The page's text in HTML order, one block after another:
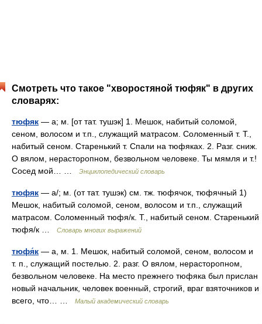
Смотреть что такое "хворостяной тюфяк" в других
словарях:
тюфяк — а; м. [от тат. тушэк] 1. Мешок, набитый соломой,
сеном, волосом и т.п., служащий матрасом. Соломенный т. Т.,
набитый сеном. Старенький т. Спали на тюфяках. 2. Разг. сниж.
О вялом, нерасторопном, безвольном человеке. Ты мямля и т.!
Сосед мой… …
Энциклопедический словарь
тюфяк — а/; м. (от тат. тушэк) см. тж. тюфячок, тюфячный 1)
Мешок, набитый соломой, сеном, волосом и т.п., служащий
матрасом. Соломенный тюфя/к. Т., набитый сеном. Старенький
тюфя/к …
Словарь многих выражений
тюфя́к — а, м. 1. Мешок, набитый соломой, сеном, волосом и
т. п., служащий постелью. 2. разг. О вялом, нерасторопном,
безвольном человеке. На место прежнего тюфяка был прислан
новый начальник, человек военный, строгий, враг взяточников и
всего, что… …
Малый академический словарь